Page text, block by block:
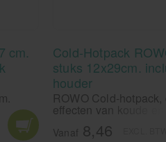
cm.
Cold-Hotpack
stuks 12x29cm.
houder
ROWO Cold-
effecten van koude
wordt algemeen
geneeskunde! ROWO
Vanaf 8,46